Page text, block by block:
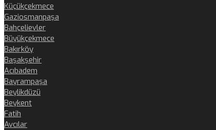
Küçükçekmece
Gaziosmanpaşa
Bahçelievler
Büyükçekmece
Bakırköy
Başakşehir
Acıbadem
Bayrampaşa
Beylikdüzü
Beykent
Fatih
Avcılar